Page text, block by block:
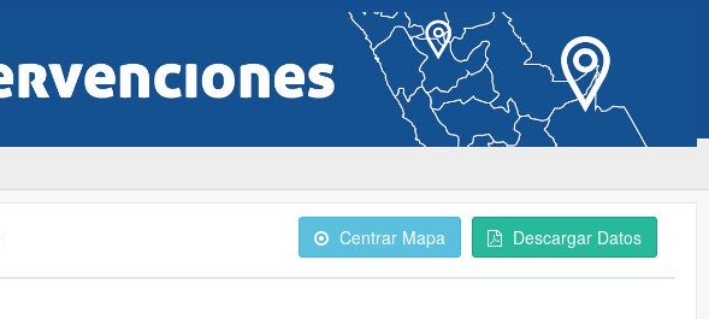
Centrar Mapa Descargar Datos